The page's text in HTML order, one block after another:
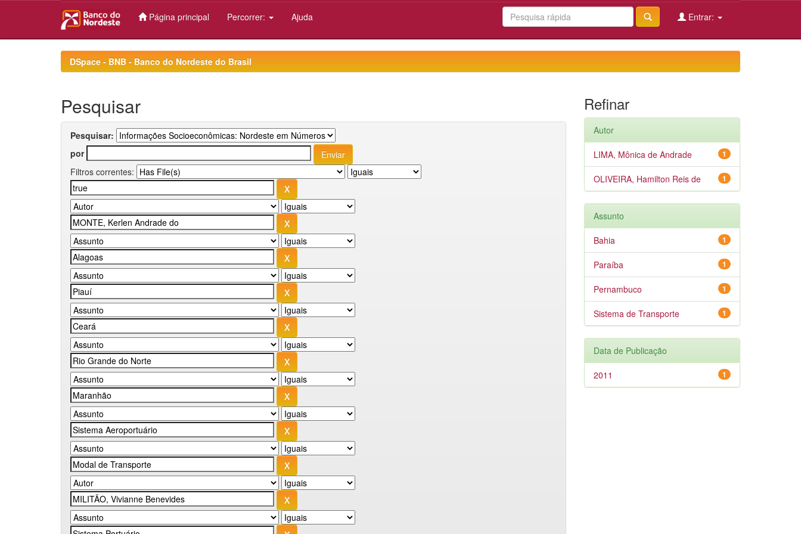
Página principal Percorrer: Ajuda Entrar:
DSpace - BNB - Banco do Nordeste do Brasil
Pesquisar
Pesquisar:
por
Filtros correntes:
Refinar
Autor
1
LIMA, Mônica de Andrade
1
OLIVEIRA, Hamilton Reis de
Assunto
1
Bahia
1
Paraíba
1
Pernambuco
1
Sistema de Transporte
Data de Publicação
1
2011